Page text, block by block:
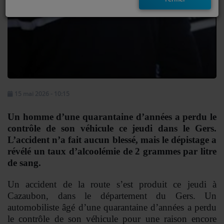
EMISSIONS
LES JEUX
JEUX CONCOURS
CONTACTEZ-NOUS
RÉGIE PUBLICTIAIRE
Un homme d’une quarantaine d’années a perdu le
contrôle de son véhicule ce jeudi dans le Gers.
L’accident n’a fait aucun blessé, mais le dépistage a
révélé un taux d’alcoolémie de 2 grammes par litre
de sang.
Un accident de la route s’est produit ce jeudi à
Cazaubon, dans le département du Gers. Un
automobiliste âgé d’une quarantaine d’années a perdu
le contrôle de son véhicule pour une raison encore